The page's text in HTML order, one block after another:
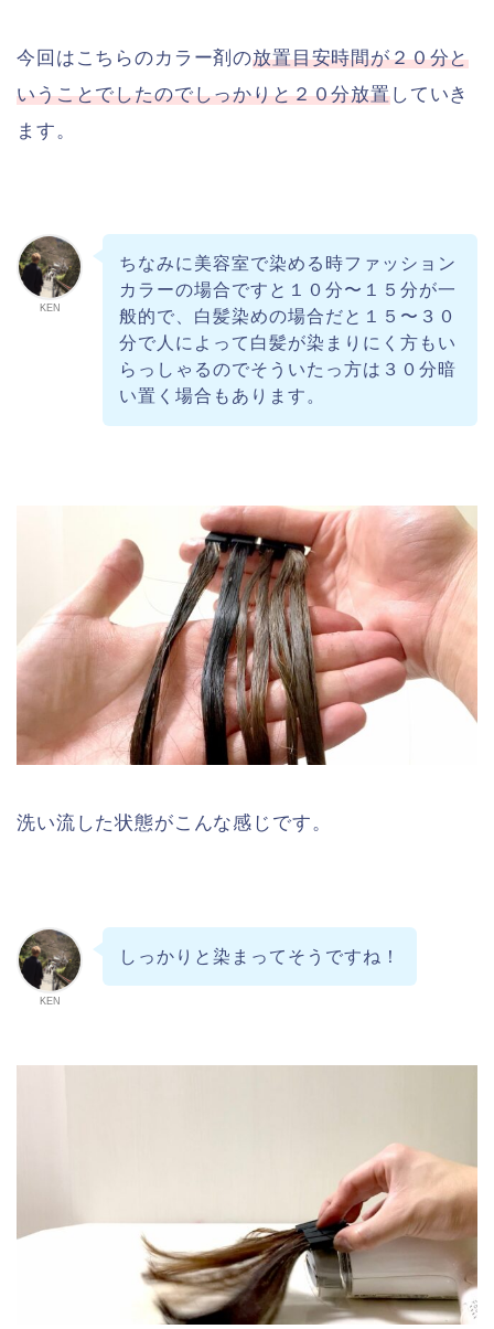
今回はこちらのカラー剤の放置目安時間が２０分と
いうことでしたのでしっかりと２０分放置していき
ます。
KEN
ちなみに美容室で染める時ファッション
カラーの場合ですと１０分〜１５分が一
般的で、白髪染めの場合だと１５〜３０
分で人によって白髪が染まりにく方もい
らっしゃるのでそういたっ方は３０分暗
い置く場合もあります。
洗い流した状態がこんな感じです。
KEN
しっかりと染まってそうですね！